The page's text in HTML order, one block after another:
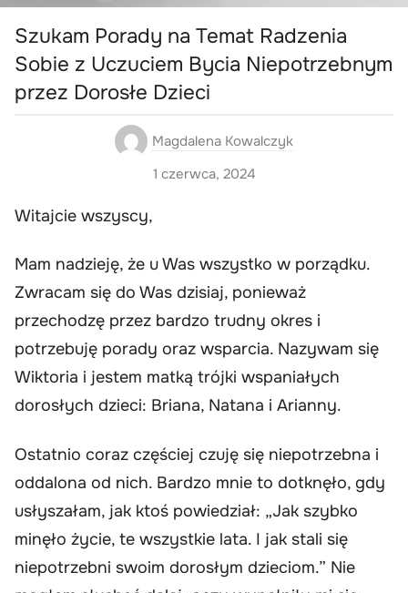
Szukam Porady na Temat Radzenia
Sobie z Uczuciem Bycia Niepotrzebnym
przez Dorosłe Dzieci
Magdalena Kowalczyk
1 czerwca, 2024
Witajcie wszyscy,
Mam nadzieję, że u Was wszystko w porządku.
Zwracam się do Was dzisiaj, ponieważ
przechodzę przez bardzo trudny okres i
potrzebuję porady oraz wsparcia. Nazywam się
Wiktoria i jestem matką trójki wspaniałych
dorosłych dzieci: Briana, Natana i Arianny.
Ostatnio coraz częściej czuję się niepotrzebna i
oddalona od nich. Bardzo mnie to dotknęło, gdy
usłyszałam, jak ktoś powiedział: „Jak szybko
minęło życie, te wszystkie lata. I jak stali się
niepotrzebni swoim dorosłym dzieciom.” Nie